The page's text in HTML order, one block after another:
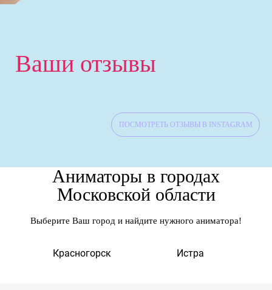
Ваши отзывы
ПОСМОТРЕТЬ ОТЗЫВЫ В INSTAGRAM
Аниматоры в городах
Московской области
Выберите Ваш город и найдите нужного аниматора!
Красногорск Истра